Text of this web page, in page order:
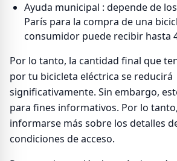
Ayuda municipal : depende de
París para la compra de una
consumidor puede recibir hasta
Por lo tanto, la cantidad final que
por tu bicicleta eléctrica se reducirá
significativamente. Sin embargo,
para fines informativos. Por lo
informarse más sobre los detalles
condiciones de acceso.